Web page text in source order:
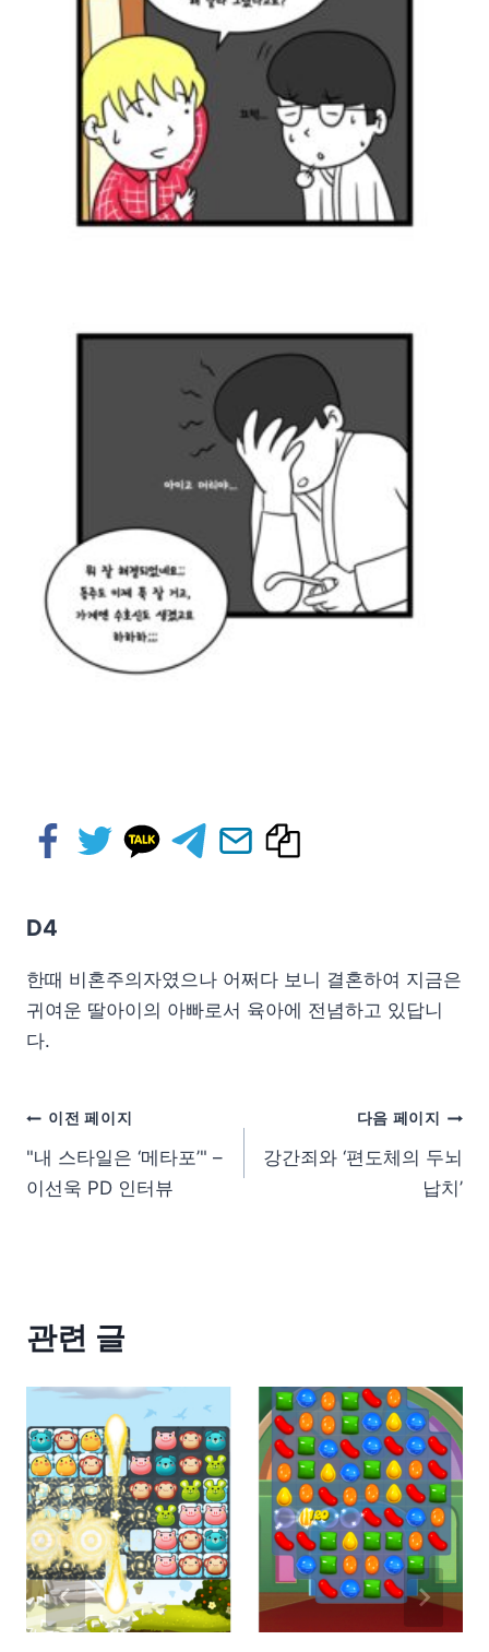
D4
한때 비혼주의자였으나 어쩌다 보니 결혼하여 지금은
귀여운 딸아이의 아빠로서 육아에 전념하고 있답니
다.
이전 페이지
"내 스타일은 ‘메타포’" –
이선욱 PD 인터뷰
다음 페이지
강간죄와 ‘편도체의 두뇌
납치’
관련 글